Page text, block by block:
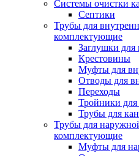
Системы очистки
Септики
Трубы для
комплектующие
Заглушки для
Крестовины
Муфты для
Отводы для
Переходы
Тройники для
Трубы для
Трубы для
комплектующие
Муфты для